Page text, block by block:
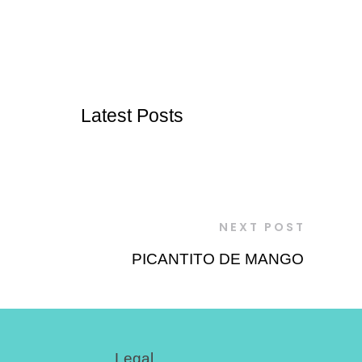
Latest Posts
NEXT POST
PICANTITO DE MANGO
Legal